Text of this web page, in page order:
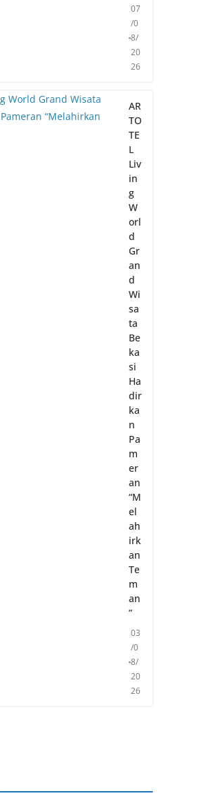
07
/0
8/
20
26
AR
TO
TE
L
Liv
in
g
W
orl
d
Gr
an
d
Wi
sa
ta
Be
ka
si
Ha
dir
ka
n
Pa
m
er
an
“M
el
ah
irk
an
Te
m
an
”
03
/0
8/
20
26